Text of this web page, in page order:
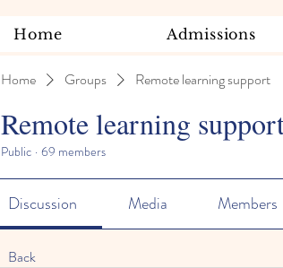
Home Admissions
Home Groups Remote learning support
Remote learning
Public · 69 members
Discussion Media Members
Back